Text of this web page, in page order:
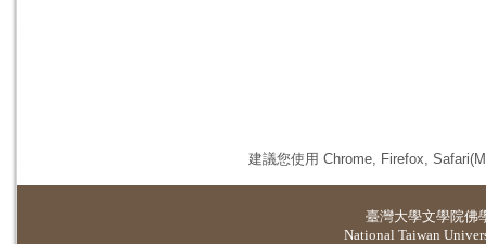
建議您使用 Chrome, Firefox,
臺灣大學文學院佛
National Taiwan